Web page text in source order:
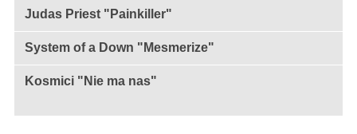
Judas Priest "Painkiller"
System of a Down "Mesmerize"
Kosmici "Nie ma nas"